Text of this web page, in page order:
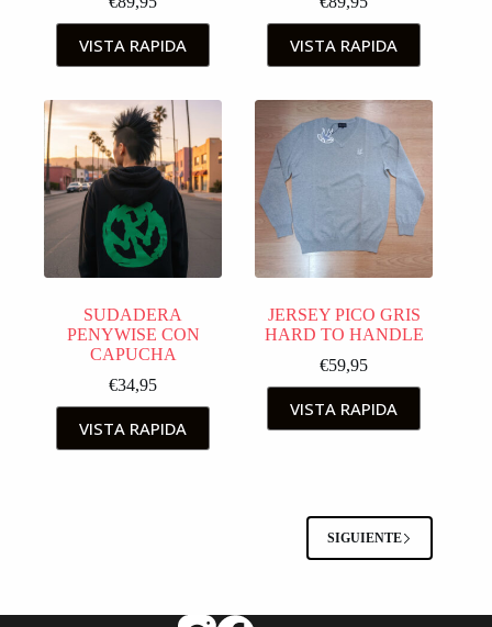
VISTA RAPIDA VISTA RAPIDA
SUDADERA
PENYWISE CON
CAPUCHA
€34,95
VISTA RAPIDA
JERSEY PICO GRIS
HARD TO HANDLE
€59,95
VISTA RAPIDA
SIGUIENTE